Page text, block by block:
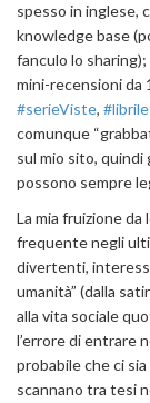
spesso in inglese,
knowledge base
fanculo lo
mini-recensioni da
#serieViste,
comunque
sul mio sito, quindi
possono sempre
La mia fruizione
frequente negli
divertenti,
umanità” (dalla
alla vita sociale
l’errore di entrare
probabile che ci
scannano tra tesi